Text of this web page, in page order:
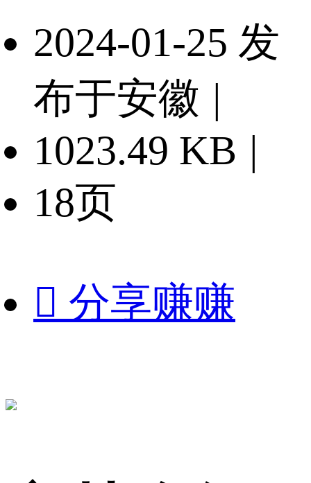
2024-01-25 发
布于安徽 |
1023.49 KB |
18页
 分享赚赚